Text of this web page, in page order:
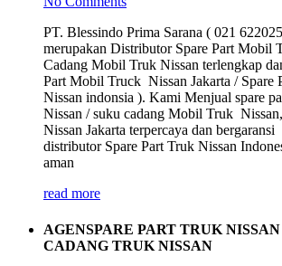
PT. Blessindo Prima Sarana ( 021
merupakan Distributor Spare Part Mobil
Cadang Mobil Truk Nissan terlengkap
Part Mobil Truck Nissan Jakarta / Spare
Nissan indonsia ). Kami Menjual spare
Nissan / suku cadang Mobil Truk
Nissan Jakarta terpercaya dan bergaransi
distributor Spare Part Truk Nissan
aman
read more
AGENSPARE PART TRUK
CADANG TRUK NISSAN